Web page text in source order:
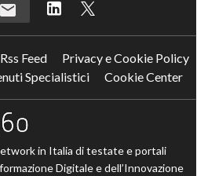
Rss Feed
Privacy e Cookie Policy
Specialistici
Cookie Center
in Italia di testate e portali
Digitale e dell’Innovazione